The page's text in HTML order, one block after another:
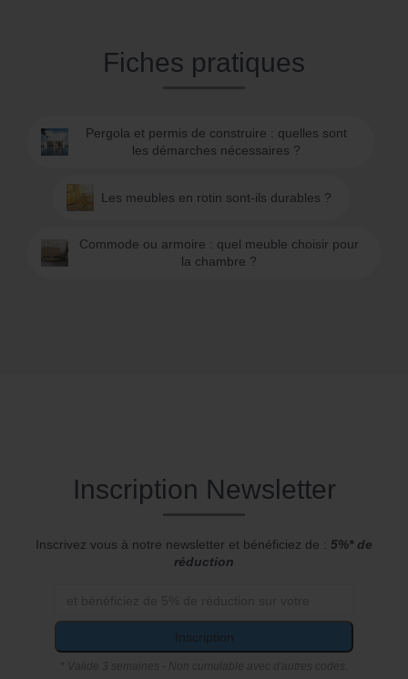
Fiches pratiques
Pergola et permis de construire : quelles sont
les démarches nécessaires ?
Les meubles en rotin sont-ils durables ?
Commode ou armoire : quel meuble choisir pour
la chambre ?
Inscription Newsletter
Inscrivez vous à notre newsletter et bénéficiez de : 5%* de
réduction
Inscription